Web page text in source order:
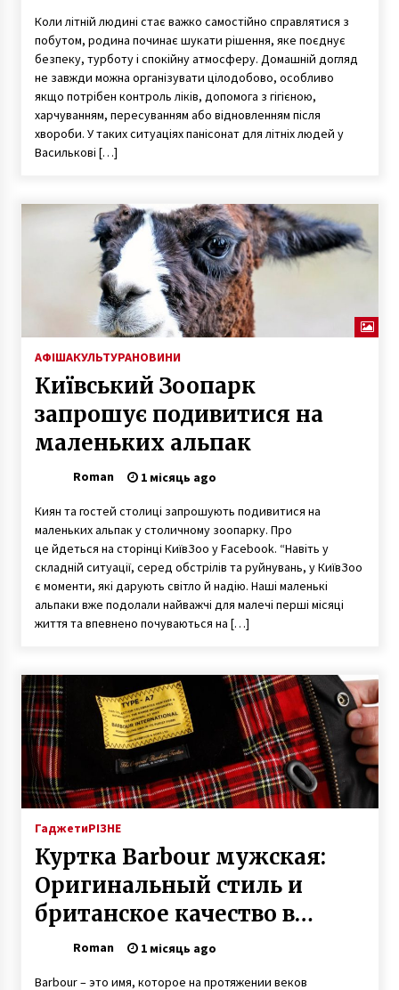
Коли літній людині стає важко самостійно справлятися з
побутом, родина починає шукати рішення, яке поєднує
безпеку, турботу і спокійну атмосферу. Домашній догляд
не завжди можна організувати цілодобово, особливо
якщо потрібен контроль ліків, допомога з гігієною,
харчуванням, пересуванням або відновленням після
хвороби. У таких ситуаціях панісонат для літніх людей у
Василькові […]
АФІШАКУЛЬТУРАНОВИНИ
Київський Зоопарк
запрошує подивитися на
маленьких альпак
Roman 1 місяць ago
Киян та гостей столиці запрошують подивитися на
маленьких альпак у столичному зоопарку. Про
це йдеться на сторінці КиївЗоо у Facebook. “Навіть у
складній ситуації, серед обстрілів та руйнувань, у КиївЗоо
є моменти, які дарують світло й надію. Наші маленькі
альпаки вже подолали найважчі для малечі перші місяці
життя та впевнено почуваються на […]
ГаджетиРІЗНЕ
Куртка Barbour мужская:
Оригинальный стиль и
британское качество в
Киеве
Roman 1 місяць ago
Barbour – это имя, которое на протяжении веков